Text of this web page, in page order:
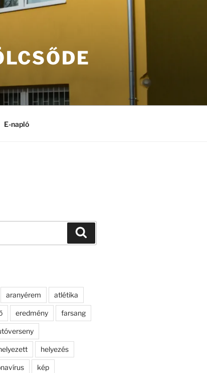
E-napló
aranyérem atlétika
eredmény farsang
helyezés
kép